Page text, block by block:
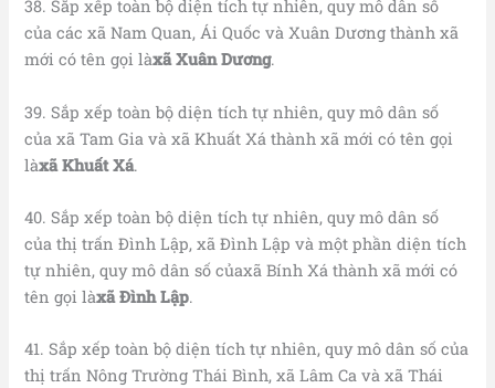
38. Sắp xếp toàn bộ diện tích tự nhiên, quy mô dân số
của các xã Nam Quan, Ái Quốc và Xuân Dương thành xã
mới có tên gọi làxã Xuân Dương.
39. Sắp xếp toàn bộ diện tích tự nhiên, quy mô dân số
của xã Tam Gia và xã Khuất Xá thành xã mới có tên gọi
làxã Khuất Xá.
40. Sắp xếp toàn bộ diện tích tự nhiên, quy mô dân số
của thị trấn Đình Lập, xã Đình Lập và một phần diện tích
tự nhiên, quy mô dân số củaxã Bính Xá thành xã mới có
tên gọi làxã Đình Lập.
41. Sắp xếp toàn bộ diện tích tự nhiên, quy mô dân số của
thị trấn Nông Trường Thái Bình, xã Lâm Ca và xã Thái